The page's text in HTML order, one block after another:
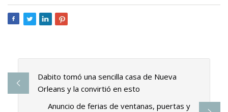
Dabito tomó una sencilla casa de Nueva
Orleans y la convirtió en esto
Anuncio de ferias de ventanas, puertas y